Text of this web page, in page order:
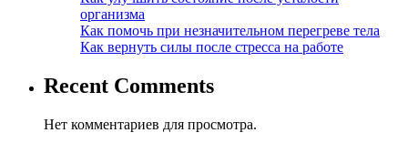
организма
Как помочь при незначительном перегреве тела
Как вернуть силы после стресса на работе
Recent Comments
Нет комментариев для просмотра.